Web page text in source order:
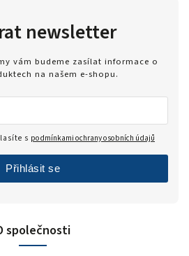
společnosti
newsletter
vám budeme zasílat informace o
na našem e-shopu.
s podmínkami ochrany osobních údajů
Přihlásit se